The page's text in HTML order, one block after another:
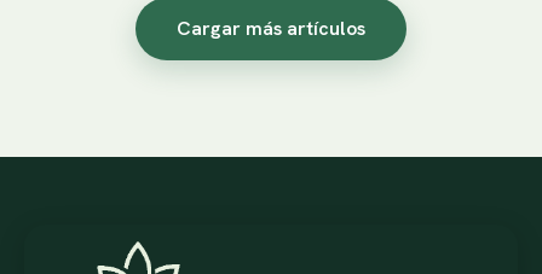
Cargar más artículos